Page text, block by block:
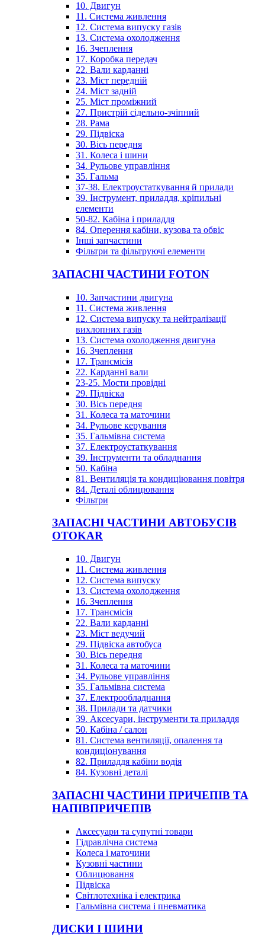
10. Двигун
11. Система живлення
12. Система випуску газів
13. Система охолодження
16. Зчеплення
17. Коробка передач
22. Вали карданні
23. Міст передній
24. Міст задній
25. Міст проміжний
27. Пристрій сідельно-зчіпний
28. Рама
29. Підвіска
30. Вісь передня
31. Колеса і шини
34. Рульове управління
35. Гальма
37-38. Електроустаткування й прилади
39. Інструмент, приладдя, кріпильні
елементи
50-82. Кабіна і приладдя
84. Оперення кабіни, кузова та обвіс
Інші запчастини
Фільтри та фільтруючі елементи
ЗАПАСНІ ЧАСТИНИ FOTON
10. Запчастини двигуна
11. Система живлення
12. Система випуску та нейтралізації
вихлопних газів
13. Система охолодження двигуна
16. Зчеплення
17. Трансмісія
22. Карданні вали
23-25. Мости провідні
29. Підвіска
30. Вісь передня
31. Колеса та маточини
34. Рульове керування
35. Гальмівна система
37. Електроустаткування
39. Інструменти та обладнання
50. Кабіна
81. Вентиляція та кондиціювання повітря
84. Деталі облицювання
Фільтри
ЗАПАСНІ ЧАСТИНИ АВТОБУСІВ
OTOKAR
10. Двигун
11. Система живлення
12. Система випуску
13. Система охолодження
16. Зчеплення
17. Трансмісія
22. Вали карданні
23. Міст ведучий
29. Підвіска автобуса
30. Вісь передня
31. Колеса та маточини
34. Рульове управління
35. Гальмівна система
37. Електрообладнання
38. Прилади та датчики
39. Аксесуари, інструменти та приладдя
50. Кабіна / салон
81. Система вентиляції, опалення та
кондиціонування
82. Приладдя кабіни водія
84. Кузовні деталі
ЗАПАСНІ ЧАСТИНИ ПРИЧЕПІВ ТА
НАПІВПРИЧЕПІВ
Аксесуари та супутні товари
Гідравлічна система
Колеса і маточини
Кузовні частини
Облицювання
Підвіска
Світлотехніка і електрика
Гальмівна система і пневматика
ДИСКИ І ШИНИ